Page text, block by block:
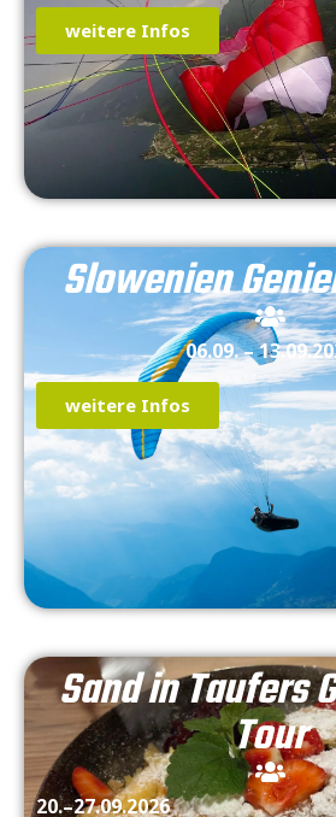
weitere Infos
Slowenien
06.09. –
weitere Infos
Sand in Taufers
Tour
20.–27.09.2026